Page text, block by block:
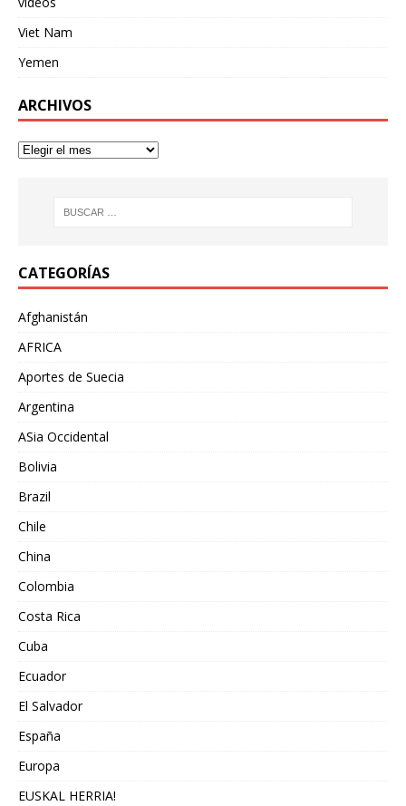
Viet Nam
Yemen
ARCHIVOS
CATEGORÍAS
Afghanistán
AFRICA
Aportes de Suecia
Argentina
ASia Occidental
Bolivia
Brazil
Chile
China
Colombia
Costa Rica
Cuba
Ecuador
El Salvador
España
Europa
EUSKAL HERRIA!